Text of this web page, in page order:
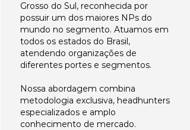
Grosso do Sul, reconhecida por
possuir um dos maiores NPs do
mundo no segmento. Atuamos em
todos os estados do Brasil,
atendendo organizações de
diferentes portes e segmentos.
Nossa abordagem combina
metodologia exclusiva, headhunters
especializados e amplo
conhecimento de mercado.